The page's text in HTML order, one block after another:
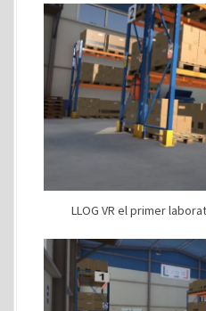
LLOG VR el primer